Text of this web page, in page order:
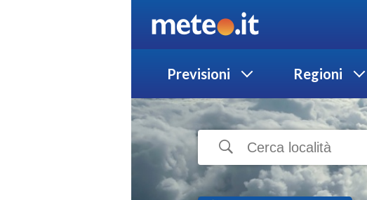
Previsioni Regioni